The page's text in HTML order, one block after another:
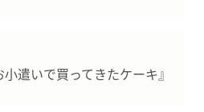
遣いで買ってきたケーキ』